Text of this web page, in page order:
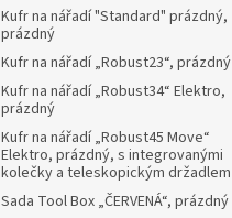
Kufr na nářadí "Standard" prázdný,
prázdný
Kufr na nářadí „Robust23“, prázdný
Kufr na nářadí „Robust34“ Elektro,
prázdný
Kufr na nářadí „Robust45 Move“
Elektro, prázdný, s integrovanými
kolečky a teleskopickým držadlem
Sada Tool Box „ČERVENÁ“, prázdný